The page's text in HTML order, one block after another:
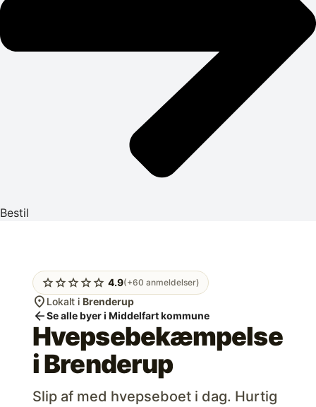
Bestil
starstarstarstarstar 4.9(+60 anmeldelser)
location_on Lokalt i Brenderup
arrow_backSe alle byer i Middelfart kommune
Hvepsebekæmpelse
iBrenderup
Slip af med hvepseboet i dag. Hurtig